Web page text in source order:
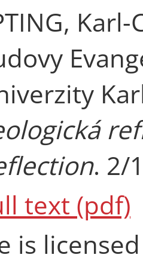
. 2/
text (pdf)
is